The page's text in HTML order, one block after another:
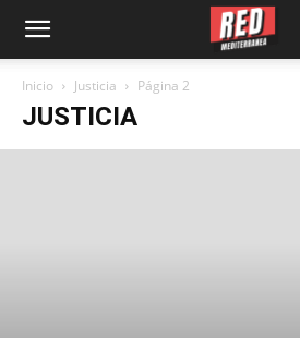
Inicio Justicia Página 2
JUSTICIA